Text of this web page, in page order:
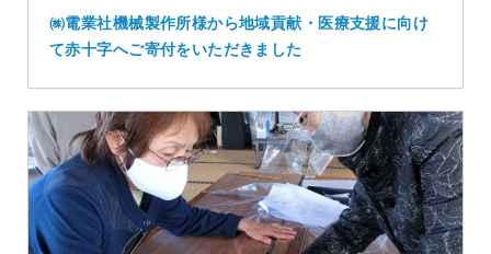
㈱電業社機械製作所様から地域貢献・医療支援に向け
て赤十字へご寄付をいただきました